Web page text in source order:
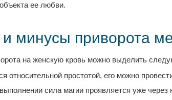
ее любви.
минусы приворота
на женскую кровь можно выделить
относительной простотой, его можно
сила магии проявляется уже через